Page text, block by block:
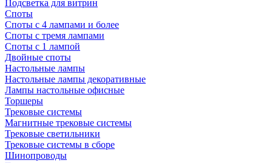
Подсветка для витрин
Споты
Споты с 4 лампами и более
Споты с тремя лампами
Споты с 1 лампой
Двойные споты
Настольные лампы
Настольные лампы декоративные
Лампы настольные офисные
Торшеры
Трековые системы
Магнитные трековые системы
Трековые светильники
Трековые системы в сборе
Шинопроводы